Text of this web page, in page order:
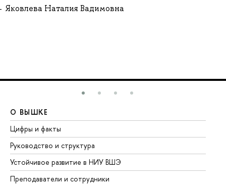
Яковлева Наталия Вадимовна
О ВЫШКЕ
Цифры и факты
Руководство и структура
Устойчивое развитие в НИУ ВШЭ
Преподаватели и сотрудники